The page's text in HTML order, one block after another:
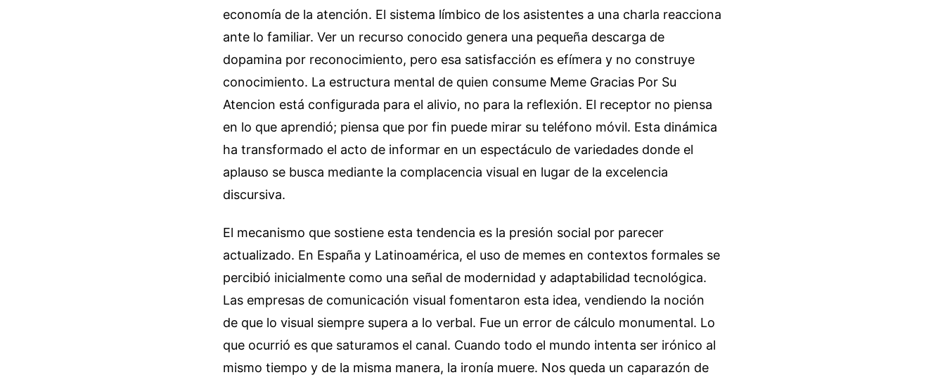
economía de la atención. El sistema límbico de los asistentes a una charla reacciona
ante lo familiar. Ver un recurso conocido genera una pequeña descarga de
dopamina por reconocimiento, pero esa satisfacción es efímera y no construye
conocimiento. La estructura mental de quien consume Meme Gracias Por Su
Atencion está configurada para el alivio, no para la reflexión. El receptor no piensa
en lo que aprendió; piensa que por fin puede mirar su teléfono móvil. Esta dinámica
ha transformado el acto de informar en un espectáculo de variedades donde el
aplauso se busca mediante la complacencia visual en lugar de la excelencia
discursiva.
El mecanismo que sostiene esta tendencia es la presión social por parecer
actualizado. En España y Latinoamérica, el uso de memes en contextos formales se
percibió inicialmente como una señal de modernidad y adaptabilidad tecnológica.
Las empresas de comunicación visual fomentaron esta idea, vendiendo la noción
de que lo visual siempre supera a lo verbal. Fue un error de cálculo monumental. Lo
que ocurrió es que saturamos el canal. Cuando todo el mundo intenta ser irónico al
mismo tiempo y de la misma manera, la ironía muere. Nos queda un caparazón de